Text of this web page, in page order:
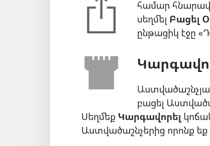
համար
սեղմել Բացել
ընթացիկ էջը
բացել
Սեղմեք Կարգավորել
Աստվածաշնչերից որոնք եք